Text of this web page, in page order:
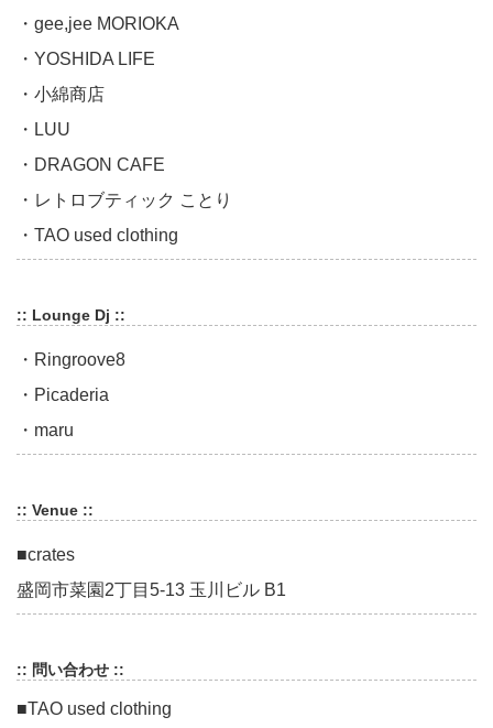
・gee,jee MORIOKA
・YOSHIDA LIFE
・小綿商店
・LUU
・DRAGON CAFE
・レトロブティック ことり
・TAO used clothing
:: Lounge Dj ::
・Ringroove8
・Picaderia
・maru
:: Venue ::
■crates
盛岡市菜園2丁目5-13 玉川ビル B1
:: 問い合わせ ::
■TAO used clothing